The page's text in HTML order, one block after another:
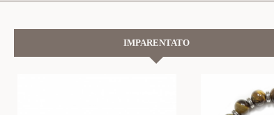
IMPARENTATO